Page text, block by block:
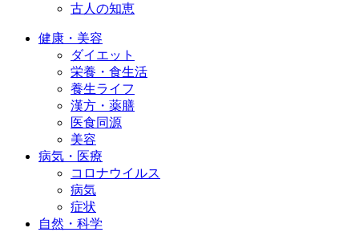
古人の知恵
健康・美容
ダイエット
栄養・食生活
養生ライフ
漢方・薬膳
医食同源
美容
病気・医療
コロナウイルス
病気
症状
自然・科学